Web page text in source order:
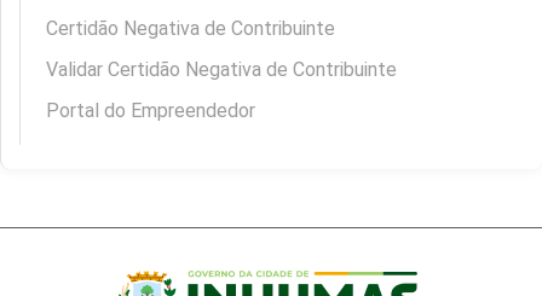
Certidão Negativa de Contribuinte
Validar Certidão Negativa de Contribuinte
Portal do Empreendedor